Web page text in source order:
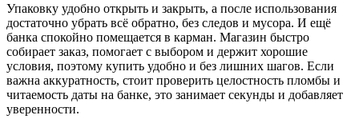
Упаковку удобно открыть и закрыть, а после использования
достаточно убрать всё обратно, без следов и мусора. И ещё
банка спокойно помещается в карман. Магазин быстро
собирает заказ, помогает с выбором и держит хорошие
условия, поэтому купить удобно и без лишних шагов. Если
важна аккуратность, стоит проверить целостность пломбы и
читаемость даты на банке, это занимает секунды и добавляет
уверенности.